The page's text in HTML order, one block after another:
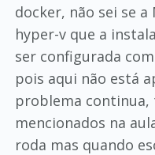
docker, não sei se a
hyper-v que a
ser configurada
pois aqui não está
problema continua,
mencionados na
roda mas quando